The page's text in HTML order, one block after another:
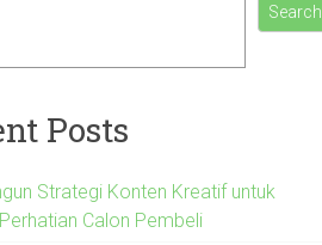
Search
Posts
Strategi Konten Kreatif untuk
Calon Pembeli